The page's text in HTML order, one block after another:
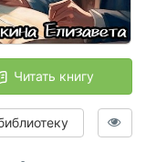
Читать книгу